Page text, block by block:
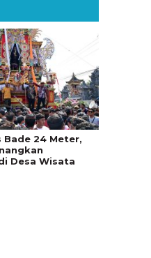
Bade 24 Meter,
Desa Wisata